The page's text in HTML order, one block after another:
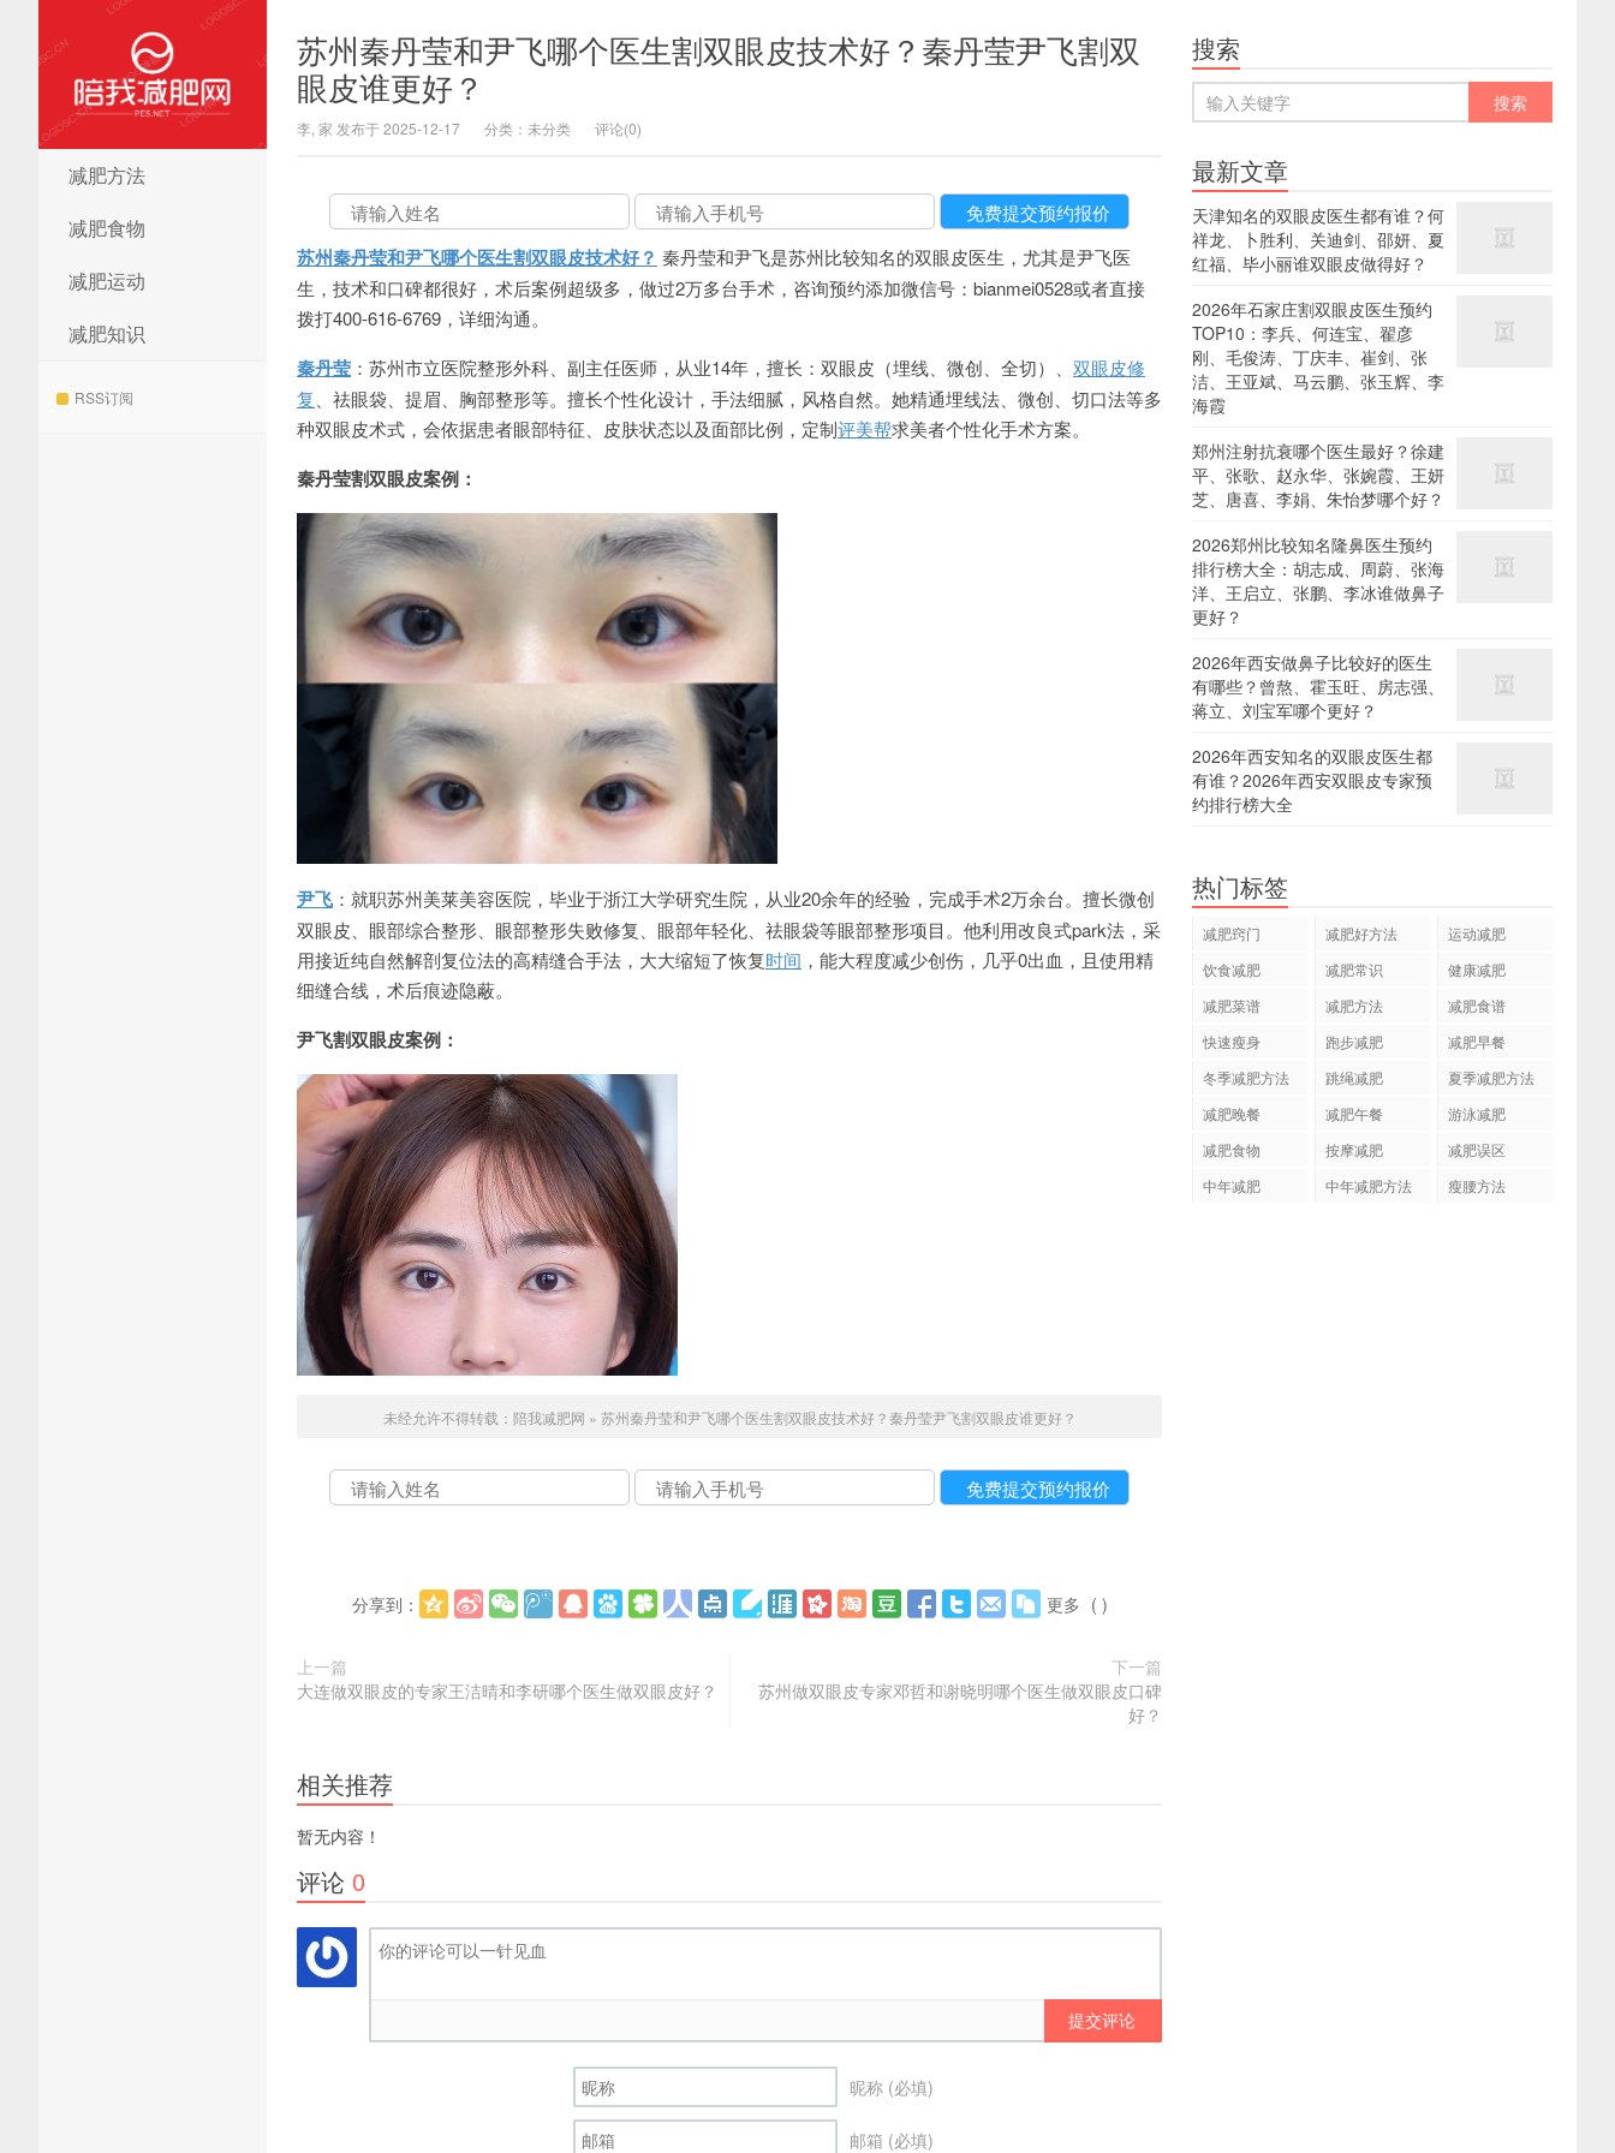
陪我减肥网
减肥方法
减肥食物
减肥运动
减肥知识
RSS订阅
苏州秦丹莹和尹飞哪个医生割双眼皮技术好？秦丹莹尹飞割双
眼皮谁更好？
李, 家 发布于 2025-12-17 分类：未分类 评论(0)
苏州秦丹莹和尹飞哪个医生割双眼皮技术好？ 秦丹莹和尹飞是苏州比较知名的双眼皮医生，尤其是尹飞医
生，技术和口碑都很好，术后案例超级多，做过2万多台手术，咨询预约添加微信号：bianmei0528或者直接
拨打400-616-6769，详细沟通。
秦丹莹 ：苏州市立医院整形外科、副主任医师，从业14年，擅长：双眼皮（埋线、微创、全切）、 双眼皮修
复 、祛眼袋、提眉、胸部整形等。擅长个性化设计，手法细腻，风格自然。她精通埋线法、微创、切口法等多
种双眼皮术式，会依据患者眼部特征、皮肤状态以及面部比例，定制评美帮求美者个性化手术方案。
秦丹莹割双眼皮案例：
尹飞 ：就职苏州美莱美容医院，毕业于浙江大学研究生院，从业20余年的经验，完成手术2万余台。擅长微创
双眼皮、眼部综合整形、眼部整形失败修复、眼部年轻化、祛眼袋等眼部整形项目。他利用改良式park法，采
用接近纯自然解剖复位法的高精缝合手法，大大缩短了恢复时间 ，能大程度减少创伤，几乎0出血，且使用精
细缝合线，术后痕迹隐蔽。
尹飞割双眼皮案例：
未经允许不得转载： 陪我减肥网 » 苏州秦丹莹和尹飞哪个医生割双眼皮技术好？秦丹莹尹飞割双眼皮谁更好？
分享到： 更多 ( )
上一篇
大连做双眼皮的专家王洁晴和李研哪个医生做双眼皮好？
下一篇
苏州做双眼皮专家邓哲和谢晓明哪个医生做双眼皮口碑
好？
相关推荐
暂无内容！
评论 0
提交评论
昵称 (必填)
邮箱 (必填)
搜索
最新文章
天津知名的双眼皮医生都有谁？何
祥龙、卜胜利、关迪剑、邵妍、夏
红福、毕小丽谁双眼皮做得好？
2026年石家庄割双眼皮医生预约
TOP10：李兵、何连宝、翟彦
刚、毛俊涛、丁庆丰、崔剑、张
洁、王亚斌、马云鹏、张玉辉、李
海霞
郑州注射抗衰哪个医生最好？徐建
平、张歌、赵永华、张婉霞、王妍
芝、唐喜、李娟、朱怡梦哪个好？
2026郑州比较知名隆鼻医生预约
排行榜大全：胡志成、周蔚、张海
洋、王启立、张鹏、李冰谁做鼻子
更好？
2026年西安做鼻子比较好的医生
有哪些？曾熬、霍玉旺、房志强、
蒋立、刘宝军哪个更好？
2026年西安知名的双眼皮医生都
有谁？2026年西安双眼皮专家预
约排行榜大全
热门标签
减肥窍门 减肥好方法
运动减肥
饮食减肥
减肥常识
健康减肥
减肥菜谱
减肥方法
减肥食谱
快速瘦身
跑步减肥
减肥早餐
冬季减肥方法
跳绳减肥
夏季减肥方法
减肥晚餐
减肥午餐
游泳减肥
减肥食物
按摩减肥
减肥误区
中年减肥
中年减肥方法 瘦腰方法